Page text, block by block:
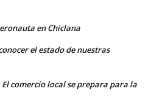
en Chiclana
el estado de nuestras
El comercio local se prepara para la